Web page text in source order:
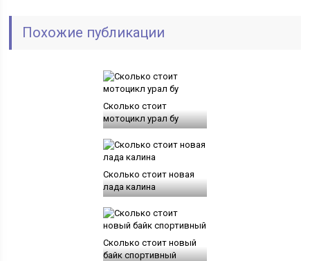
Похожие публикации
Сколько стоит
мотоцикл урал бу
Сколько стоит новая
лада калина
Сколько стоит новый
байк спортивный